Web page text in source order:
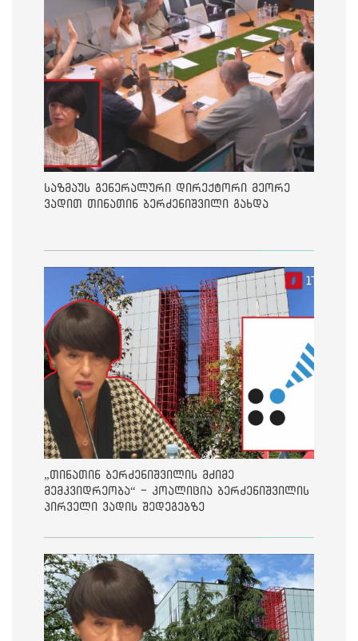
საზმაუს გენერალური დირექტორი მეორე
ვადით თინათინ ბერძენიშვილი გახდა
„თინათინ ბერძენიშვილის მძიმე
მემკვიდრეობა“ - კოალიცია ბერძენიშვილის
პირველი ვადის შედეგებზე